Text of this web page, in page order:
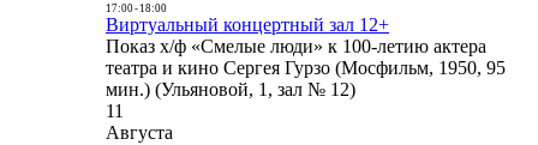
17:00- 18:00
Виртуальный концертный зал 12+
Показ х/ф «Смелые люди» к 100-летию актера
театра и кино Сергея Гурзо (Мосфильм, 1950, 95
мин.) (Ульяновой, 1, зал № 12)
11
Августа